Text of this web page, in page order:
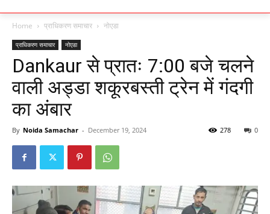
Home प्राधिकरण समाचार नोएडा
प्राधिकरण समाचार नोएडा
Dankaur से प्रातः 7:00 बजे चलने
वाली अड्डा शकूरबस्ती ट्रेन में गंदगी
का अंबार
By Noida Samachar - December 19, 2024 0
278